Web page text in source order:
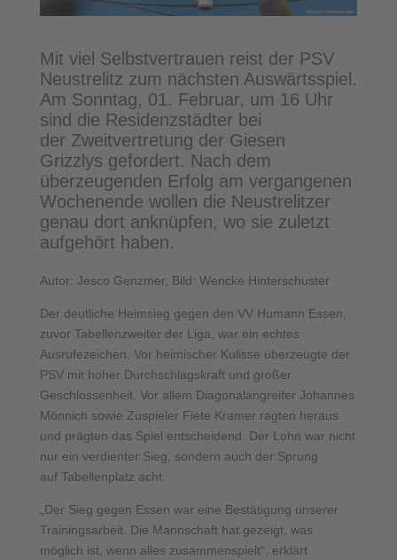
Mit viel Selbstvertrauen reist der PSV
Neustrelitz zum nächsten Auswärtsspiel.
Am Sonntag, 01. Februar, um 16 Uhr
sind die Residenzstädter bei
der Zweitvertretung der Giesen
Grizzlys gefordert. Nach dem
überzeugenden Erfolg am vergangenen
Wochenende wollen die Neustrelitzer
genau dort anknüpfen, wo sie zuletzt
aufgehört haben.
Autor: Jesco Genzmer, Bild: Wencke Hinterschuster
Der deutliche Heimsieg gegen den VV Humann Essen,
zuvor Tabellenzweiter der Liga, war ein echtes
Ausrufezeichen. Vor heimischer Kulisse überzeugte der
PSV mit hoher Durchschlagskraft und großer
Geschlossenheit. Vor allem Diagonalangreifer Johannes
Mönnich sowie Zuspieler Fiete Kramer ragten heraus
und prägten das Spiel entscheidend. Der Lohn war nicht
nur ein verdienter Sieg, sondern auch der Sprung
auf Tabellenplatz acht.
„Der Sieg gegen Essen war eine Bestätigung unserer
Trainingsarbeit. Die Mannschaft hat gezeigt, was
möglich ist, wenn alles zusammenspielt“, erklärt